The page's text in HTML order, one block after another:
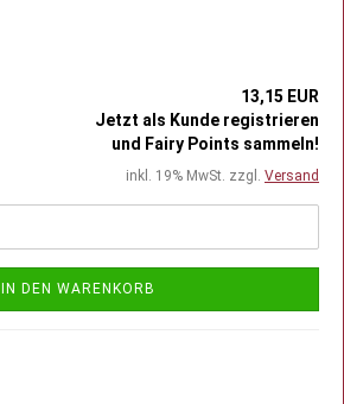
13,15 EUR
Jetzt als Kunde registrieren
und Fairy Points sammeln!
inkl. 19% MwSt. zzgl. Versand
IN DEN WARENKORB